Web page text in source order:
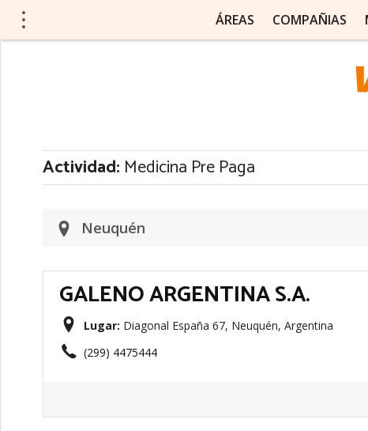
ÁREAS COMPAÑIAS
Actividad: Medicina Pre Paga
Neuquén
GALENO ARGENTINA S.A.
Lugar: Diagonal España 67, Neuquén, Argentina
(299) 4475444